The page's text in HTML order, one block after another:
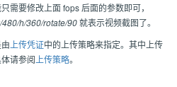
需要修改上面 fops 后面的参数即可，
h/360/rotate/90就表示视频截图了。
上传凭证中的上传策略来指定。其中上传
请参阅 上传策略。